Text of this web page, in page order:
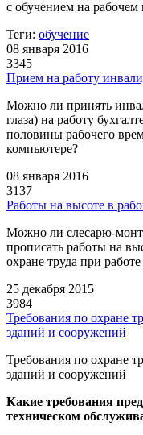
с обучением на рабочем
Теги: обучение
08 января 2016
3345
Прием на работу
Можно ли принять
глаза) на работу
половины рабочего
компьютере?
08 января 2016
3137
Работы на высоте в
Можно ли слесарю-
прописать работы на
охране труда при
25 декабря 2015
3984
Требования по охране
зданий и сооружений
Требования по охране
зданий и сооружений
Какие требования
техническом